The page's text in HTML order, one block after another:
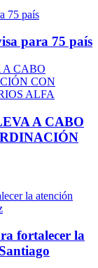
para 75 país
A CABO
fortalecer la